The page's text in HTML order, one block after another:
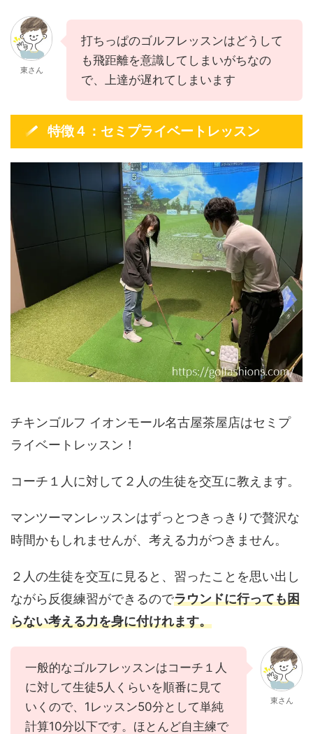
東さん
打ちっぱのゴルフレッスンはどうして
も飛距離を意識してしまいがちなの
で、上達が遅れてしまいます
特徴４：セミプライベートレッスン
チキンゴルフ イオンモール名古屋茶屋店はセミプ
ライベートレッスン！
コーチ１人に対して２人の生徒を交互に教えます。
マンツーマンレッスンはずっとつきっきりで贅沢な
時間かもしれませんが、考える力がつきません。
２人の生徒を交互に見ると、習ったことを思い出し
ながら反復練習ができるのでラウンドに行っても困
らない考える力を身に付けれます。
一般的なゴルフレッスンはコーチ１人
に対して生徒5人くらいを順番に見て
いくので、1レッスン50分として単純
計算10分以下です。ほとんど自主練で
東さん